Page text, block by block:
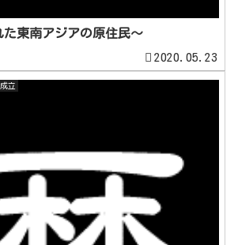
た東南アジアの原住民～
2020.05.23
立